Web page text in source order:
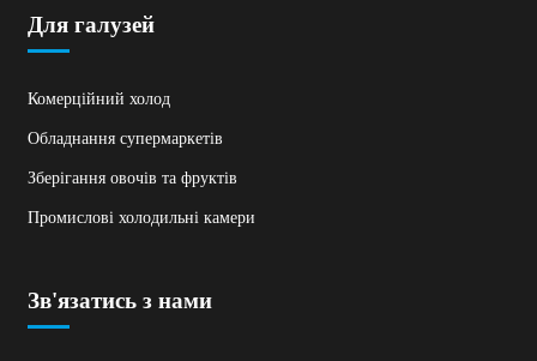
Для галузей
Комерційний холод
Обладнання супермаркетів
Зберігання овочів та фруктів
Промислові холодильні камери
Зв'язатись з нами